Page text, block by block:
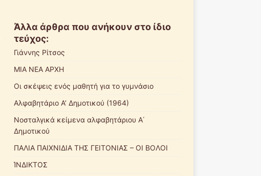
Άλλα άρθρα που ανήκουν στο ίδιο
τεύχος:
Γιάννης Ρίτσος
ΜΙΑ ΝΕΑ ΑΡΧΗ
Οι σκέψεις ενός μαθητή για το γυμνάσιο
Αλφαβητάριο Α’ Δημοτικού (1964)
Νοσταλγικά κείμενα αλφαβητάριου Α΄
Δημοτικού
ΠΑΛΙΑ ΠΑΙΧΝΙΔΙΑ ΤΗΣ ΓΕΙΤΟΝΙΑΣ – ΟΙ ΒΟΛΟΙ
ΊΝΔΙΚΤΟΣ